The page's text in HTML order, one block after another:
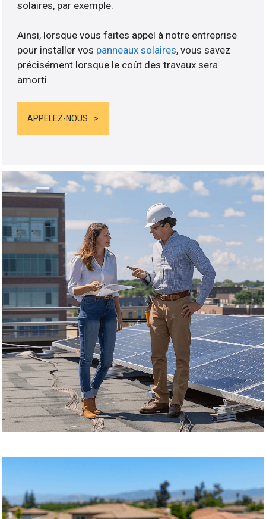
solaires, par exemple.
Ainsi, lorsque vous faites appel à notre entreprise
pour installer vos panneaux solaires, vous savez
précisément lorsque le coût des travaux sera
amorti.
APPELEZ-NOUS